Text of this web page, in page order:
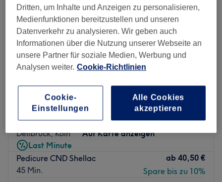
Nagelmanufaktur Dellbrück
4,4
6849 Bewertungen
Dellbrück, Köln
Auf Karte anzeigen
Last Minute
Pedicure CND Shellac
45 Min.
ab 40,50 €
Spare bis zu 10%
Dritten, um Inhalte und Anzeigen zu personalisieren,
Medienfunktionen bereitzustellen und unseren
Datenverkehr zu analysieren. Wir geben auch
Informationen über die Nutzung unserer Webseite an
unsere Partner für soziale Medien, Werbung und
Analysen weiter. Cookie-Richtlinien
Cookie-
Einstellungen
Alle Cookies
akzeptieren